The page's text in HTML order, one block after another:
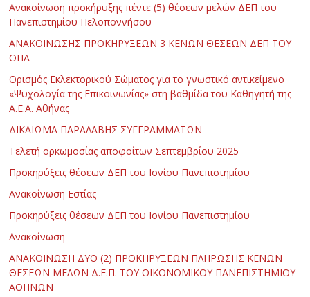
Ανακοίνωση προκήρυξης πέντε (5) θέσεων μελών ΔΕΠ του
Πανεπιστημίου Πελοποννήσου
ΑΝΑΚΟΙΝΩΣΗΣ ΠΡΟΚΗΡΥΞΕΩΝ 3 ΚΕΝΩΝ ΘΕΣΕΩΝ ΔΕΠ ΤΟΥ
ΟΠΑ
Ορισμός Εκλεκτορικού Σώματος για το γνωστικό αντικείμενο
«Ψυχολογία της Επικοινωνίας» στη βαθμίδα του Καθηγητή της
Α.Ε.Α. Αθήνας
ΔΙΚΑΙΩΜΑ ΠΑΡΑΛΑΒΗΣ ΣΥΓΓΡΑΜΜΑΤΩΝ
Τελετή ορκωμοσίας αποφοίτων Σεπτεμβρίου 2025
Προκηρύξεις θέσεων ΔΕΠ του Ιονίου Πανεπιστημίου
Ανακοίνωση Εστίας
Προκηρύξεις θέσεων ΔΕΠ του Ιονίου Πανεπιστημίου
Ανακοίνωση
ΑΝΑΚΟΙΝΩΣΗ ΔΥΟ (2) ΠΡΟΚΗΡΥΞΕΩΝ ΠΛΗΡΩΣΗΣ ΚΕΝΩΝ
ΘΕΣΕΩΝ ΜΕΛΩΝ Δ.Ε.Π. ΤΟΥ ΟΙΚΟΝΟΜΙΚΟΥ ΠΑΝΕΠΙΣΤΗΜΙΟΥ
ΑΘΗΝΩΝ